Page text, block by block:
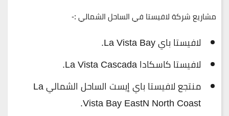
مشاريع شركة لافيستا في الساحل الشمالي :-
لافيستا باي La Vista Bay.
لافيستا كاسكادا La Vista Cascada.
منتجع لافيستا باي إيست الساحل الشمالي La
Vista Bay EastN North Coast.